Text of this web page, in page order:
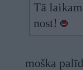
Tā
nost!
moška